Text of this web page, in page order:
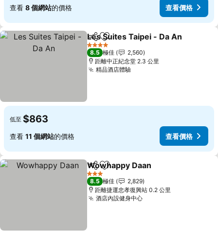
查看 8 個網站的價格 查看價格
分享 放到收藏夾
Les Suites Taipei - Da An
4 星級
8.5 極佳
2,560
距離中正紀念堂 2.3 公里
精品酒店體驗
低至 $863
查看 11 個網站的價格 查看價格
分享 放到收藏夾
Wowhappy Daan
3 星級
8.5 極佳
2,829
距離捷運忠孝復興站 0.2 公里
酒店內設健身中心